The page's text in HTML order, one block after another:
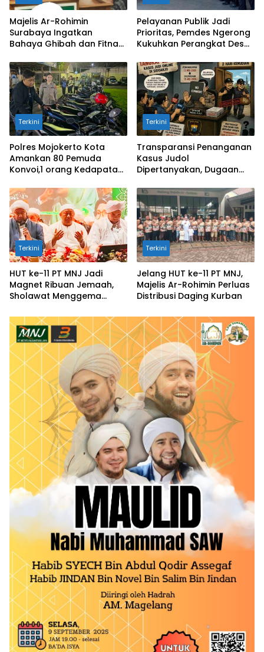
Majelis Ar-Rohimin
Surabaya Ingatkan
Bahaya Ghibah dan Fitnah
Pelayanan Publik Jadi
Prioritas, Pemdes Ngerong
Kukuhkan Perangkat Desa
Terkini
Polres Mojokerto Kota
Amankan 80 Pemuda
Konvoi,1 orang Kedapatan
Terkini
Transparansi Penanganan
Kasus Judol
Dipertanyakan, Dugaan
Mencuat
Terkini
HUT ke-11 PT MNJ Jadi
Magnet Ribuan Jemaah,
Sholawat Menggema
Terkini
Jelang HUT ke-11 PT MNJ,
Majelis Ar-Rohimin Perluas
Distribusi Daging Kurban